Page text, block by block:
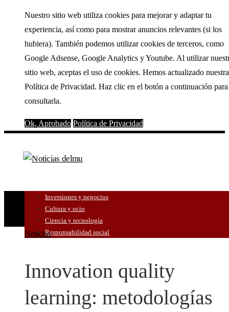
Nuestro sitio web utiliza cookies para mejorar y adaptar tu
experiencia, así como para mostrar anuncios relevantes (si los
hubiera). También podemos utilizar cookies de terceros, como
Google Adsense, Google Analytics y Youtube. Al utilizar
sitio web, aceptas el uso de cookies. Hemos actualizado nuestra
Política de Privacidad. Haz clic en el botón a continuación para
consultarla.
Ok, Aprobado Política de Privacidad
Inversiones y negocios
Cultura y ocio
Ciencia y tecnología
Responsabilidad social
Noticias
Innovation quality
learning: metodologías